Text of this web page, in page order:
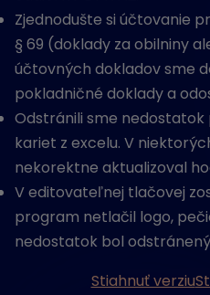
Zjednodušte si účtovanie
§ 69 (doklady za obilniny
účtovných dokladov sme
pokladničné doklady a
Odstránili sme
kariet z excelu. V
nekorektne aktualizoval
V editovateľnej tlačovej
program netlačil logo,
nedostatok bol
Stiahnuť verziu